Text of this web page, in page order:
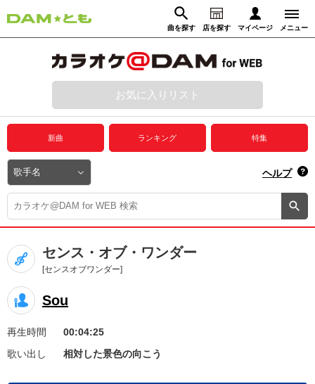
曲を探す 店を探す マイページ メニュー
動画からさがす 録音からさがす
ログイン
プレミアムサービス
DAM★とも動画
DAM★とも録音
カラオケ＠DAM
ユーザー検索
キャンペーン
お知らせ よくあるご質問
お気に入りリスト
新曲 ランキング 特集
ヘルプ
センス・オブ・ワンダー
[センスオブワンダー]
Sou
再生時間
00:04:25
歌い出し
相対した景色の向こう